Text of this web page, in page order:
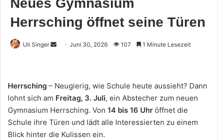
Neues Gymnasium
Herrsching öffnet seine Türen
Uli Singer
Sende
Mail
Juni 30, 2026 107 1 Minute Lesezeit
Herrsching – Neugierig, wie Schule heute aussieht? Dann
lohnt sich am Freitag, 3. Juli, ein Abstecher zum neuen
Gymnasium Herrsching. Von 14 bis 16 Uhr öffnet die
Schule ihre Türen und lädt alle Interessierten zu einem
Blick hinter die Kulissen ein.